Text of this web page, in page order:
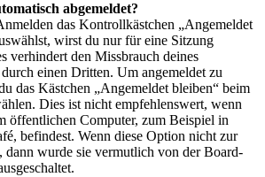
abgemeldet?
das Kontrollkästchen „Angemeldet
wirst du nur für eine Sitzung
verhindert den Missbrauch deines
einen Dritten. Um angemeldet zu
das Kästchen „Angemeldet bleiben“ beim
Dies ist nicht empfehlenswert, wenn
öffentlichen Computer, zum Beispiel in
befindest. Wenn diese Option nicht zur
dann wurde sie vermutlich von der Board-